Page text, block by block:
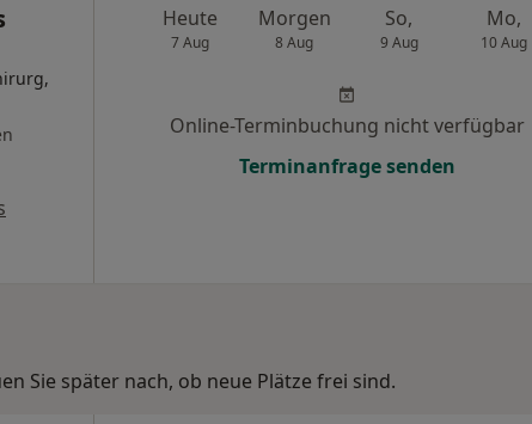
Heute
7 Aug
Morgen
8 Aug
So,
9 Aug
Mo,
10 Aug
Online-Terminbuchung nicht verfügbar
Terminanfrage senden
Sie später nach, ob neue Plätze frei sind.